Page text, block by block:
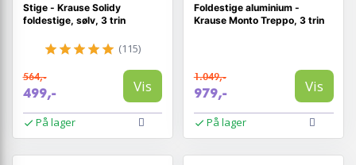
Stige - Krause Solidy
foldestige, sølv, 3 trin
(115)
564,-
499,- Vis
På lager
Foldestige aluminium -
Krause Monto Treppo, 3 trin
1.049,-
979,- Vis
På lager